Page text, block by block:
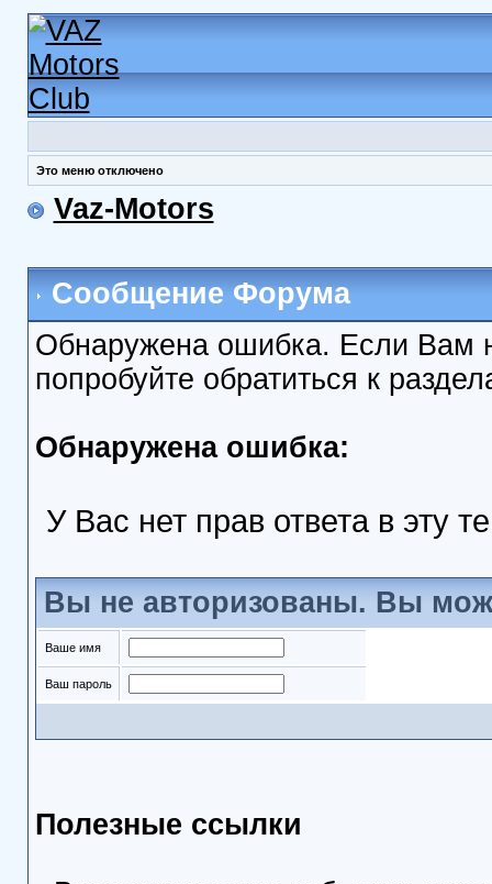
Это меню отключено
Vaz-Motors
Сообщение Форума
Обнаружена ошибка. Если Вам
попробуйте обратиться к
Обнаружена ошибка:
У Вас нет прав ответа в эту
Вы не авторизованы. Вы
Ваше имя
Ваш пароль
Полезные ссылки